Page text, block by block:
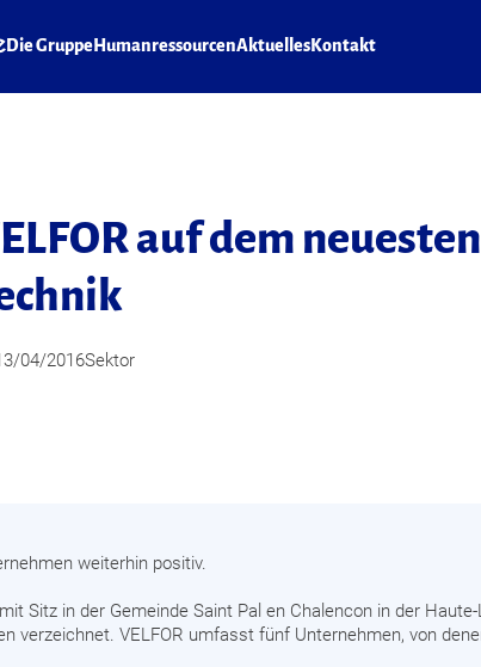
Die GruppeHumanressourcenAktuellesKontakt
auf dem
04/2016Sektor
weiterhin positiv.
Sitz in der Gemeinde Saint Pal en Chalencon in der
verzeichnet. VELFOR umfasst fünf Unternehmen, von